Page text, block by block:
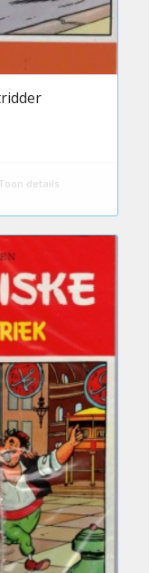
details